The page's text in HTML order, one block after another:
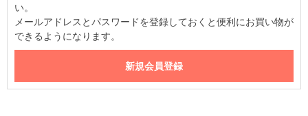
い。
メールアドレスとパスワードを登録しておくと便利にお買い物が
できるようになります。